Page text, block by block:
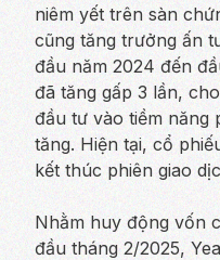
niêm yết trên sàn
cũng tăng trưởng ấn
đầu năm 2024 đến
đã tăng gấp 3 lần,
đầu tư vào tiềm năng
tăng. Hiện tại, cổ
kết thúc phiên giao
Nhằm huy động vốn
đầu tháng 2/2025,